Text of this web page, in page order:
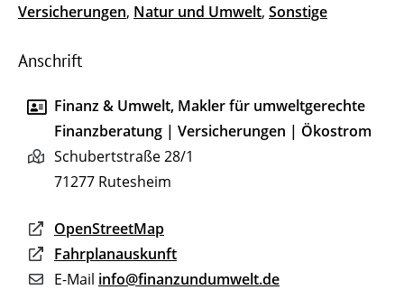
Versicherungen, Natur und Umwelt, Sonstige
Anschrift
Finanz & Umwelt, Makler für umweltgerechte
Finanzberatung | Versicherungen | Ökostrom
Schubertstraße 28/1
71277 Rutesheim
OpenStreetMap
Fahrplanauskunft
E-Mail info@finanzundumwelt.de